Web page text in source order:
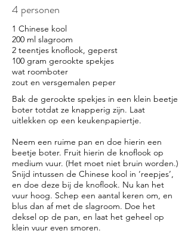
Bak de gerookte spekjes in een klein beetje
boter totdat ze knapperig zijn. Laat
uitlekken op een keukenpapiertje.
Neem een ruime pan en doe hierin een
beetje boter. Fruit hierin de knoflook op
medium vuur. (Het moet niet bruin worden.)
Snijd intussen de Chinese kool in ‘reepjes’,
en doe deze bij de knoflook. Nu kan het
vuur hoog. Schep een aantal keren om, en
blus dan af met de slagroom. Doe het
deksel op de pan, en laat het geheel op
klein vuur even smoren.
1 Chinese kool
200 ml slagroom
2 teentjes knoflook, geperst
100 gram gerookte spekjes
wat roomboter
zout en versgemalen peper
4 personen